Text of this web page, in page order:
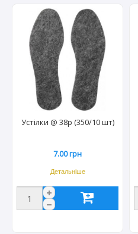
Устілки @ 38р (350/10 шт)
7.00 грн
Детальніше